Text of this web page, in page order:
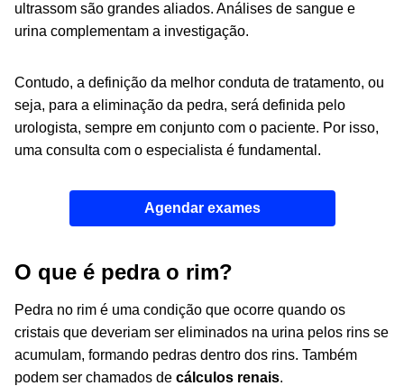
ultrassom são grandes aliados. Análises de sangue e
urina complementam a investigação.
Contudo, a definição da melhor conduta de tratamento, ou
seja, para a eliminação da pedra, será definida pelo
urologista, sempre em conjunto com o paciente. Por isso,
uma consulta com o especialista é fundamental.
Agendar exames
O que é pedra o rim?
Pedra no rim é uma condição que ocorre quando os
cristais que deveriam ser eliminados na urina pelos rins se
acumulam, formando pedras dentro dos rins. Também
podem ser chamados de cálculos renais.